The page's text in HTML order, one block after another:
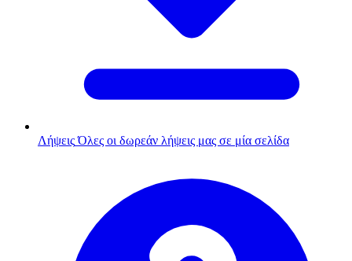
Λήψεις Όλες οι δωρεάν λήψεις μας σε μία σελίδα